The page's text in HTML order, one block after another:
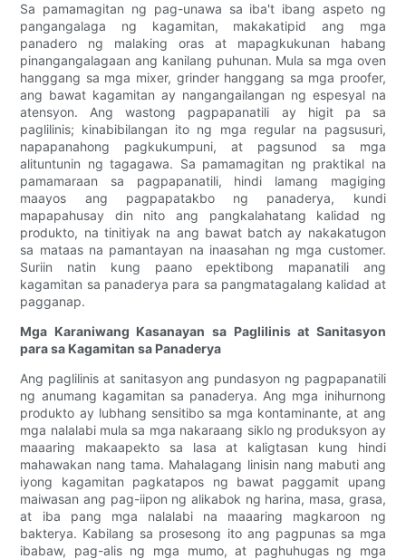
Sa pamamagitan ng pag-unawa sa iba't ibang aspeto ng
pangangalaga ng kagamitan, makakatipid ang mga
panadero ng malaking oras at mapagkukunan habang
pinangangalagaan ang kanilang puhunan. Mula sa mga oven
hanggang sa mga mixer, grinder hanggang sa mga proofer,
ang bawat kagamitan ay nangangailangan ng espesyal na
atensyon. Ang wastong pagpapanatili ay higit pa sa
paglilinis; kinabibilangan ito ng mga regular na pagsusuri,
napapanahong pagkukumpuni, at pagsunod sa mga
alituntunin ng tagagawa. Sa pamamagitan ng praktikal na
pamamaraan sa pagpapanatili, hindi lamang magiging
maayos ang pagpapatakbo ng panaderya, kundi
mapapahusay din nito ang pangkalahatang kalidad ng
produkto, na tinitiyak na ang bawat batch ay nakakatugon
sa mataas na pamantayan na inaasahan ng mga customer.
Suriin natin kung paano epektibong mapanatili ang
kagamitan sa panaderya para sa pangmatagalang kalidad at
pagganap.
Mga Karaniwang Kasanayan sa Paglilinis at Sanitasyon
para sa Kagamitan sa Panaderya
Ang paglilinis at sanitasyon ang pundasyon ng pagpapanatili
ng anumang kagamitan sa panaderya. Ang mga inihurnong
produkto ay lubhang sensitibo sa mga kontaminante, at ang
mga nalalabi mula sa mga nakaraang siklo ng produksyon ay
maaaring makaapekto sa lasa at kaligtasan kung hindi
mahawakan nang tama. Mahalagang linisin nang mabuti ang
iyong kagamitan pagkatapos ng bawat paggamit upang
maiwasan ang pag-iipon ng alikabok ng harina, masa, grasa,
at iba pang mga nalalabi na maaaring magkaroon ng
bakterya. Kabilang sa prosesong ito ang pagpunas sa mga
ibabaw, pag-alis ng mga mumo, at paghuhugas ng mga